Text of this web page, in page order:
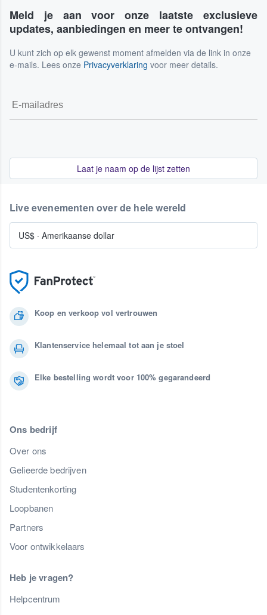
Meld je aan voor onze laatste exclusieve
updates, aanbiedingen en meer te ontvangen!
U kunt zich op elk gewenst moment afmelden via de link in onze
e-mails. Lees onze Privacyverklaring voor meer details.
Laat je naam op de lijst zetten
Koop en verkoop vol vertrouwen
Klantenservice helemaal tot aan je stoel
Elke bestelling wordt voor 100% gegarandeerd
Ons bedrijf
Over ons
Gelieerde bedrijven
Studentenkorting
Loopbanen
Partners
Voor ontwikkelaars
Heb je vragen?
Helpcentrum
Live evenementen over de hele wereld
US$ · Amerikaanse dollar